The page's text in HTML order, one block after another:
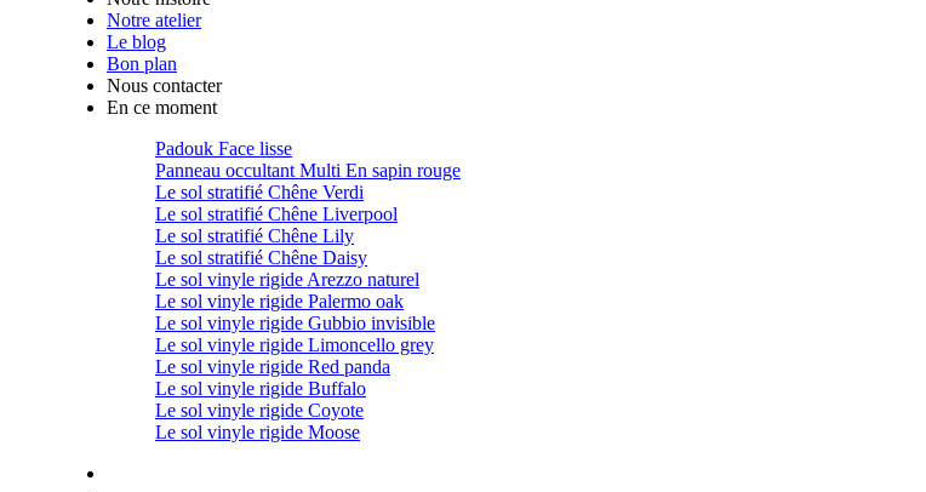
Notre atelier
Le blog
Bon plan
Nous contacter
En ce moment
Padouk Face lisse
Panneau occultant Multi En sapin rouge
Le sol stratifié Chêne Verdi
Le sol stratifié Chêne Liverpool
Le sol stratifié Chêne Lily
Le sol stratifié Chêne Daisy
Le sol vinyle rigide Arezzo naturel
Le sol vinyle rigide Palermo oak
Le sol vinyle rigide Gubbio invisible
Le sol vinyle rigide Limoncello grey
Le sol vinyle rigide Red panda
Le sol vinyle rigide Buffalo
Le sol vinyle rigide Coyote
Le sol vinyle rigide Moose